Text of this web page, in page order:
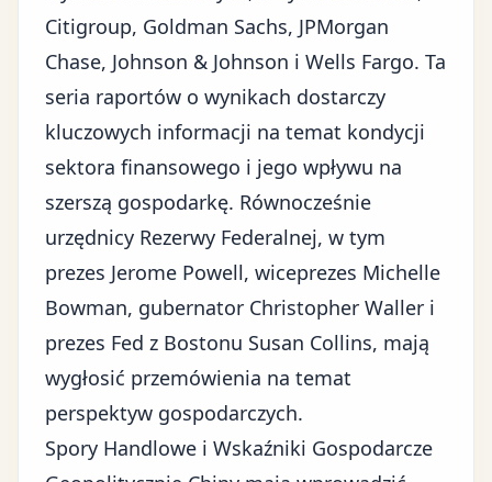
Citigroup, Goldman Sachs, JPMorgan
Chase, Johnson & Johnson i Wells Fargo. Ta
seria raportów o wynikach dostarczy
kluczowych informacji na temat kondycji
sektora finansowego i jego wpływu na
szerszą gospodarkę. Równocześnie
urzędnicy Rezerwy Federalnej, w tym
prezes Jerome Powell, wiceprezes Michelle
Bowman, gubernator Christopher Waller i
prezes Fed z Bostonu Susan Collins, mają
wygłosić przemówienia na temat
perspektyw gospodarczych.
Spory Handlowe i Wskaźniki Gospodarcze